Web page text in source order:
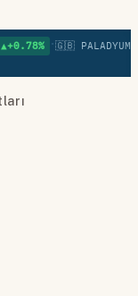
• 🇬🇧 PALADYUM